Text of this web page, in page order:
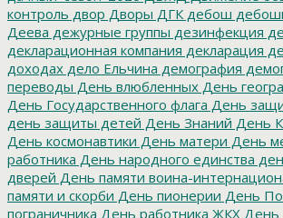
контроль двор Дворы ДГК дебош
Деева дежурные группы дезинфекция
декларационная компания декларация
доходах дело Ельчина демография
переводы День влюбленных День
День Государственного флага День
день защиты детей День Знаний День
День космонавтики День матери День
работника День народного единства
дверей День памяти воина-
памяти и скорби День пионерии День
пограничника День работника ЖКХ День